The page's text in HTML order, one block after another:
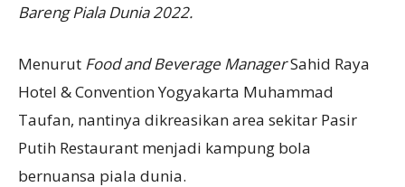
Bareng Piala Dunia 2022.
Menurut Food and Beverage ManagerSahid Raya
Hotel & Convention Yogyakarta Muhammad
Taufan, nantinya dikreasikan area sekitar Pasir
Putih Restaurant menjadi kampung bola
bernuansa piala dunia.